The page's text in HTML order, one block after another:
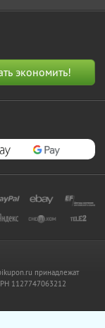
принадлежат
1127747063212